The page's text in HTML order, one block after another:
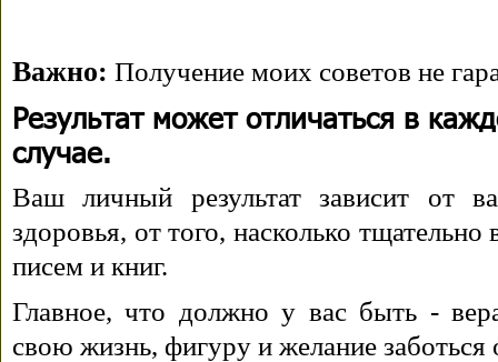
Важно: Получение моих советов не
Результат может отличаться в
случае.
Ваш личный результат зависит от
здоровья, от того, насколько
писем и книг.
Главное, что должно у вас быть -
свою жизнь, фигуру и желание заботься